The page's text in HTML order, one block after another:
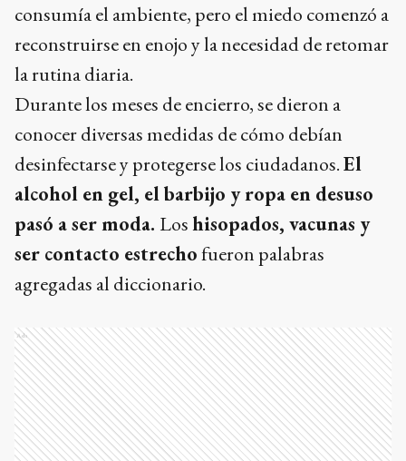
consumía el ambiente, pero el miedo comenzó a
reconstruirse en enojo y la necesidad de retomar
la rutina diaria.
Durante los meses de encierro, se dieron a
conocer diversas medidas de cómo debían
desinfectarse y protegerse los ciudadanos.El
alcohol en gel, el barbijo y ropa en desuso
pasó a ser moda. Loshisopados, vacunas y
ser contacto estrechofueron palabras
agregadas al diccionario.
Ads